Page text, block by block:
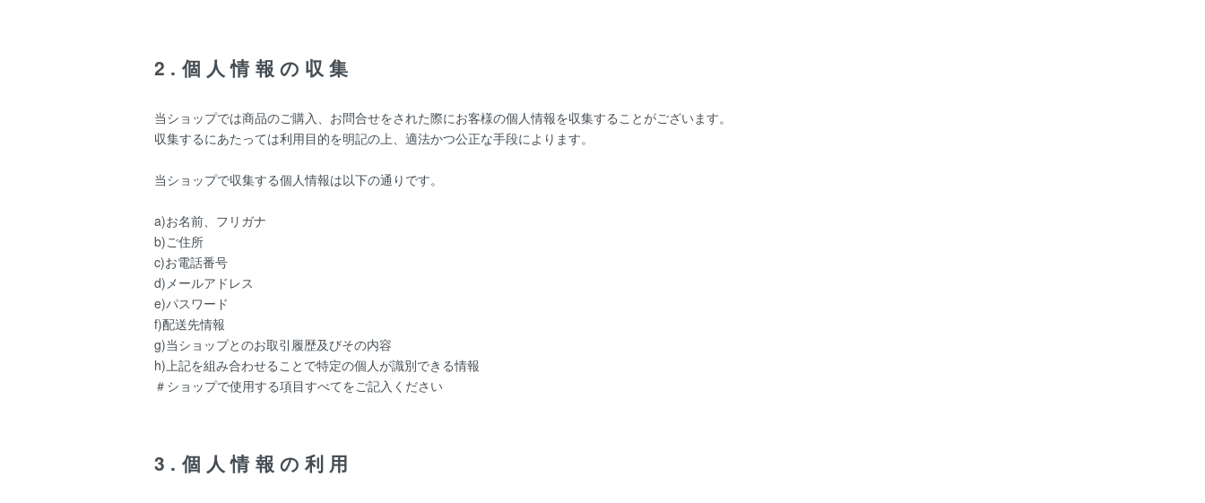
2.個人情報の収集
当ショップでは商品のご購入、お問合せをされた際にお客様の個人情報を収集することがございます。
収集するにあたっては利用目的を明記の上、適法かつ公正な手段によります。
当ショップで収集する個人情報は以下の通りです。
a)お名前、フリガナ
b)ご住所
c)お電話番号
d)メールアドレス
e)パスワード
f)配送先情報
g)当ショップとのお取引履歴及びその内容
h)上記を組み合わせることで特定の個人が識別できる情報
＃ショップで使用する項目すべてをご記入ください
3.個人情報の利用